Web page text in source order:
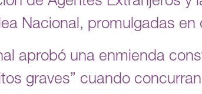
Nacional, promulgadas en
aprobó una enmienda
graves” cuando concurran